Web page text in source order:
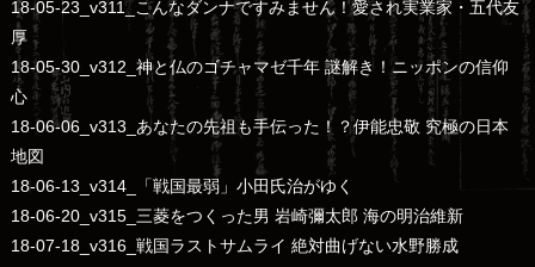
18-05-23_v311_こんなダンナですみません！愛され実業家・五代友
厚
18-05-30_v312_神と仏のゴチャマゼ千年 謎解き！ニッポンの信仰
心
18-06-06_v313_あなたの先祖も手伝った！？伊能忠敬 究極の日本
地図
18-06-13_v314_「戦国最弱」小田氏治がゆく
18-06-20_v315_三菱をつくった男 岩崎彌太郎 海の明治維新
18-07-18_v316_戦国ラストサムライ 絶対曲げない水野勝成